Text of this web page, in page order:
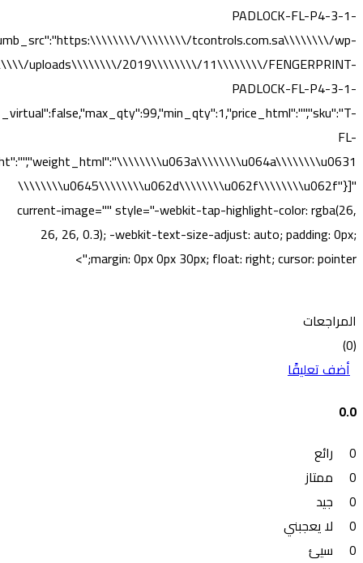
PADLOCK-FL-P4-3-1-
\\\\\\\\/tcontrols.com.sa\\\\\\\\/wp-
uploads\\\\\\\\/2019\\\\\\\\/11\\\\\\\\/FENGERPRINT-
PADLOCK-FL-P4-3-1-
FL-
\\\\\\\\u0645\\\\\\\\u062d\\\\\\\\u062f\\\\\\\\u062f"}]"
current-image="" style="-webkit-tap-highlight-color: rgba(26,
26, 26, 0.3); -webkit-text-size-adjust: auto; padding: 0px;
margin: 0px 0px 30px; float: right; cursor: pointer;">
المراجعات
(0)
أضف تعليقًا
0.0
0
رائع
0
ممتاز
0
جيد
0
لا يعجبني
0
سيئ